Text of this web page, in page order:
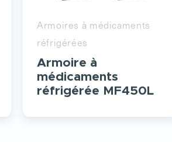
Armoires à médicaments
réfrigérées
Armoire à
médicaments
réfrigérée MF450L